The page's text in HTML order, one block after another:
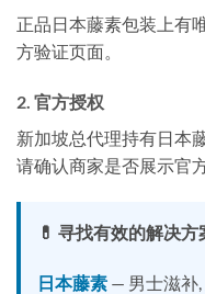
正品日本藤素包装上有
方验证页面。
2. 官方授权
新加坡总代理持有日本
请确认商家是否展示官
💊 寻找有效的解决方
日本藤素 — 男士滋补